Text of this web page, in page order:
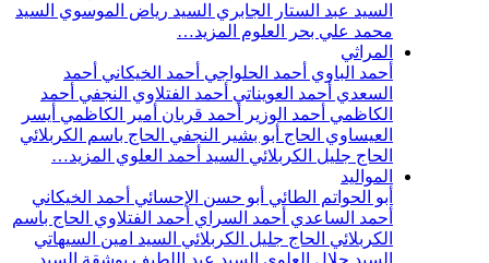
السيد عبد الستار الجابري السيد رياض الموسوي السيد
محمد علي بحر العلوم المزيد…
المراثي
أحمد الباوي أحمد الحلواجي أحمد الخيكاني أحمد
السعدي أحمد العويناتي أحمد الفتلاوي النجفي أحمد
الكاظمي أحمد الوزير أحمد قربان أمير الكاظمي أيسر
العيساوي الحاج أبو بشير النجفي الحاج باسم الكربلائي
الحاج جليل الكربلائي السيد أحمد العلوي المزيد…
المواليد
أبو الحواتم الطائي أبو حسن الإحسائي أحمد الخيكاني
أحمد الساعدي أحمد السراي أحمد الفتلاوي الحاج باسم
الكربلائي الحاج جليل الكربلائي السيد امين السيهاتي
السيد جلال العلوي السيد عبد اللطيف بوشقة السيد